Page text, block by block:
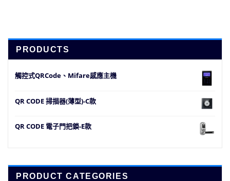
PRODUCTS
觸控式QRCode、Mifare感應主機
QR CODE 掃描器(薄型)-C款
QR CODE 電子門把鎖-E款
PRODUCT CATEGORIES